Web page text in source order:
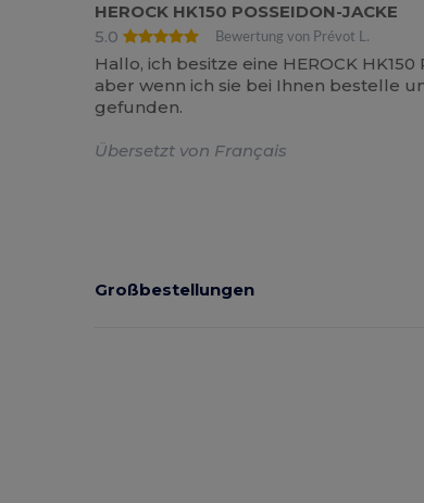
HEROCK HK150 POSSEIDON-JACKE
5.0
Bewertung von Prévot L.
Hallo, ich besitze eine HEROCK
aber wenn ich sie bei Ihnen bestelle
gefunden.
Übersetzt von Français
Großbestellungen